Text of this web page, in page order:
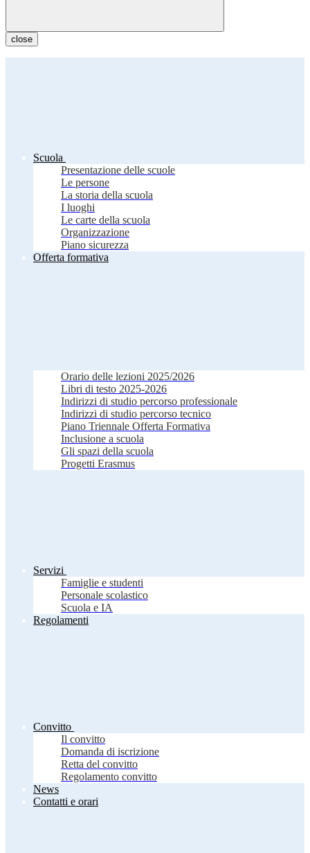
close
Scuola
Presentazione delle scuole
Le persone
La storia della scuola
I luoghi
Le carte della scuola
Organizzazione
Piano sicurezza
Offerta formativa
Orario delle lezioni 2025/2026
Libri di testo 2025-2026
Indirizzi di studio percorso professionale
Indirizzi di studio percorso tecnico
Piano Triennale Offerta Formativa
Inclusione a scuola
Gli spazi della scuola
Progetti Erasmus
Servizi
Famiglie e studenti
Personale scolastico
Scuola e IA
Regolamenti
Convitto
Il convitto
Domanda di iscrizione
Retta del convitto
Regolamento convitto
News
Contatti e orari